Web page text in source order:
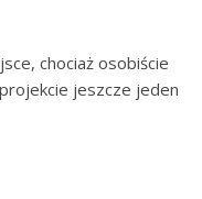
chociaż osobiście
jeszcze jeden